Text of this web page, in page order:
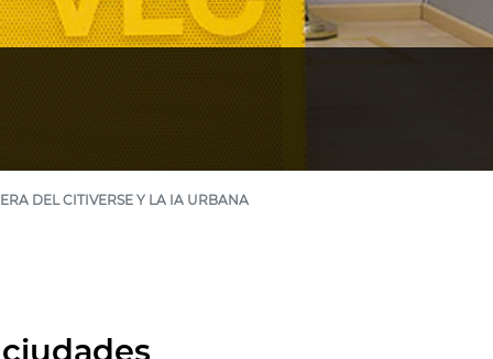
DEL CITIVERSE Y LA IA URBANA